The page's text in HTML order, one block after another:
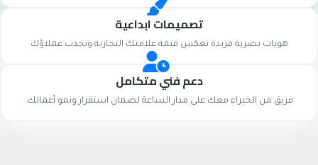
تصميمات ابداعية
هويات بصرية فريدة تعكس قيمة علامتك التجارية وتجذب عملاؤك
دعم فني متكامل
فريق من الخبراء معك على مدار الساعة لضمان استقرار ونمو أعمالك.